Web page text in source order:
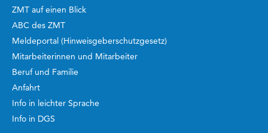
ZMT auf einen Blick
ABC des ZMT
Meldeportal (Hinweisgeberschutzgesetz)
Mitarbeiterinnen und Mitarbeiter
Beruf und Familie
Anfahrt
Info in leichter Sprache
Info in DGS